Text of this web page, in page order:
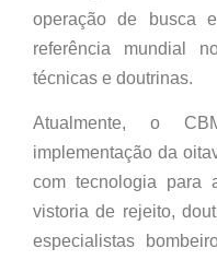
operação de busca
referência mundial
técnicas e doutrinas.
Atualmente, o
implementação da
com tecnologia para
vistoria de rejeito,
especialistas